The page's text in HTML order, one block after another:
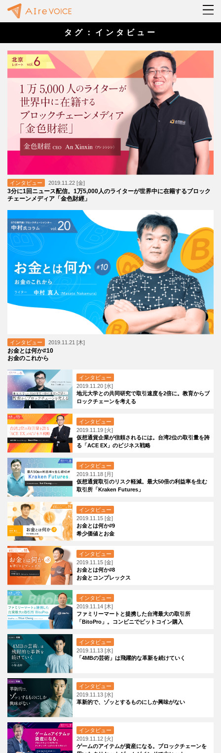
タグ：インタビュー
インタビュー 2019.11.22 [金]
3分に1回ニュース配信。1万5,000人のライターが世界中に在籍するブロック
チェーンメディア「金色財經」
インタビュー 2019.11.21 [木]
お金とは何か#10
お金のこれから
インタビュー
2019.11.20 [水]
地元大学との共同研究で取引速度を2倍に。教育からブ
ロックチェーンを考える
インタビュー
2019.11.19 [火]
仮想通貨企業が信頼されるには。台湾2位の取引量を誇
る「ACE EX」のビジネス戦略
インタビュー
2019.11.18 [月]
仮想通貨取引のリスク軽減。最大50倍の利益率を生む
取引所「Kraken Futures」
インタビュー
2019.11.15 [金]
お金とは何か#9
希少価値とお金
インタビュー
2019.11.15 [金]
お金とは何か#8
お金とコンプレックス
インタビュー
2019.11.14 [木]
ファミリーマートと提携した台湾最大の取引所
「BitoPro」。コンビニでビットコイン購入
インタビュー
2019.11.13 [水]
「4MBの芸術」は飛躍的な革新を続けていく
インタビュー
2019.11.13 [水]
革新的で、ゾッとするものにしか興味がない
インタビュー
2019.11.12 [火]
ゲームのアイテムが資産になる。ブロックチェーンを